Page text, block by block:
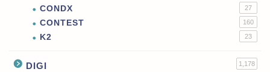
CONDX 27
CONTEST 160
K2 23
DIGI 1,178